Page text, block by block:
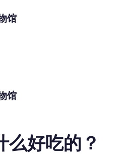
馆
馆
么好吃的？